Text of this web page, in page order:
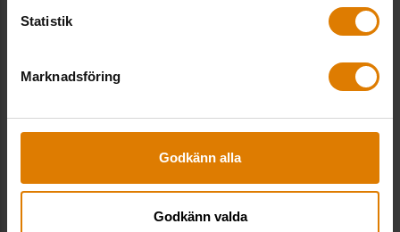
Statistik
Marknadsföring
Godkänn alla
Godkänn valda